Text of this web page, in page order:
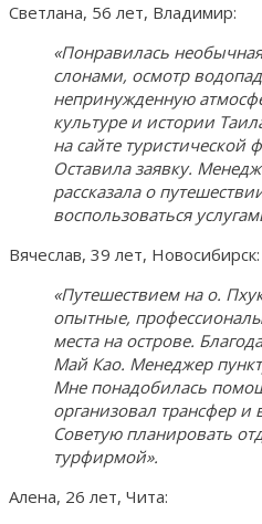
Светлана, 56 лет, Владимир:
«Понравилась
слонами, осмотр
непринужденную
культуре и истории
на сайте
Оставила заявку.
рассказала о
воспользоваться
Вячеслав, 39 лет, Новосибирск:
«Путешествием на о.
опытные,
места на острове.
Май Као. Менеджер
Мне понадобилась
организовал трансфер и
Советую планировать
турфирмой».
Алена, 26 лет, Чита: